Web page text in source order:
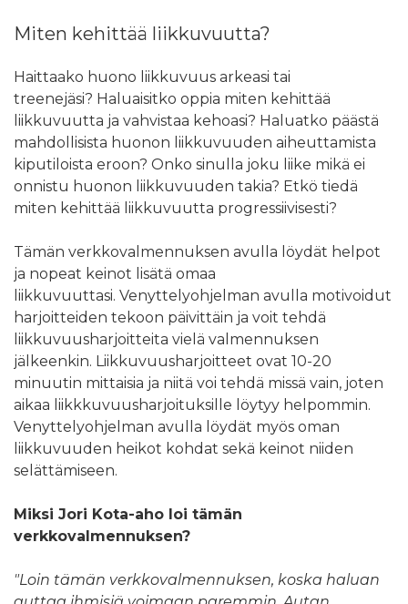
Miten kehittää liikkuvuutta?
Haittaako huono liikkuvuus arkeasi tai
treenejäsi? Haluaisitko oppia miten kehittää
liikkuvuutta ja vahvistaa kehoasi? Haluatko päästä
mahdollisista huonon liikkuvuuden aiheuttamista
kiputiloista eroon? Onko sinulla joku liike mikä ei
onnistu huonon liikkuvuuden takia? Etkö tiedä
miten kehittää liikkuvuutta progressiivisesti?
Tämän verkkovalmennuksen avulla löydät helpot
ja nopeat keinot lisätä omaa
liikkuvuuttasi. Venyttelyohjelman avulla motivoidut
harjoitteiden tekoon päivittäin ja voit tehdä
liikkuvuusharjoitteita vielä valmennuksen
jälkeenkin. Liikkuvuusharjoitteet ovat 10-20
minuutin mittaisia ja niitä voi tehdä missä vain, joten
aikaa liikkkuvuusharjoituksille löytyy helpommin.
Venyttelyohjelman avulla löydät myös oman
liikkuvuuden heikot kohdat sekä keinot niiden
selättämiseen.
Miksi Jori Kota-aho loi tämän
verkkovalmennuksen?
"Loin tämän verkkovalmennuksen, koska haluan